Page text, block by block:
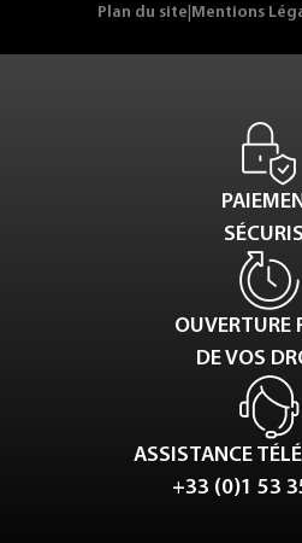
Plan du site Mentions
OUVERTURE
DE VOS
ASSISTANCE
+33 (0)1 53